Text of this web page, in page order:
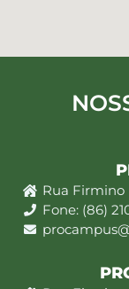
Rua Firmino
Fone: (86)